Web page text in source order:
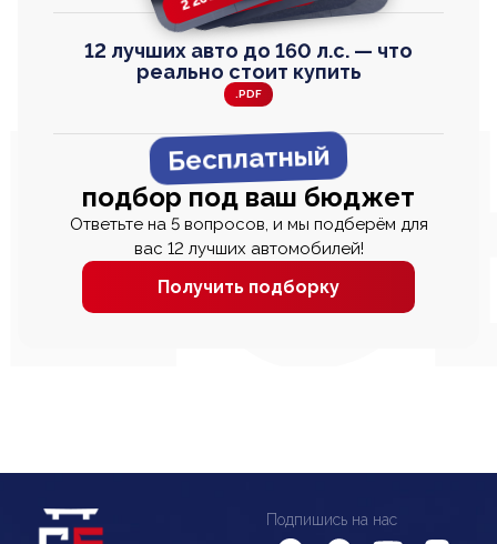
12 лучших авто до 160 л.с. — что
реально стоит купить
.PDF
Бесплатный
подбор под ваш бюджет
Ответьте на 5 вопросов, и мы подберём для
вас 12 лучших автомобилей!
Получить подборку
Подпишись на нас